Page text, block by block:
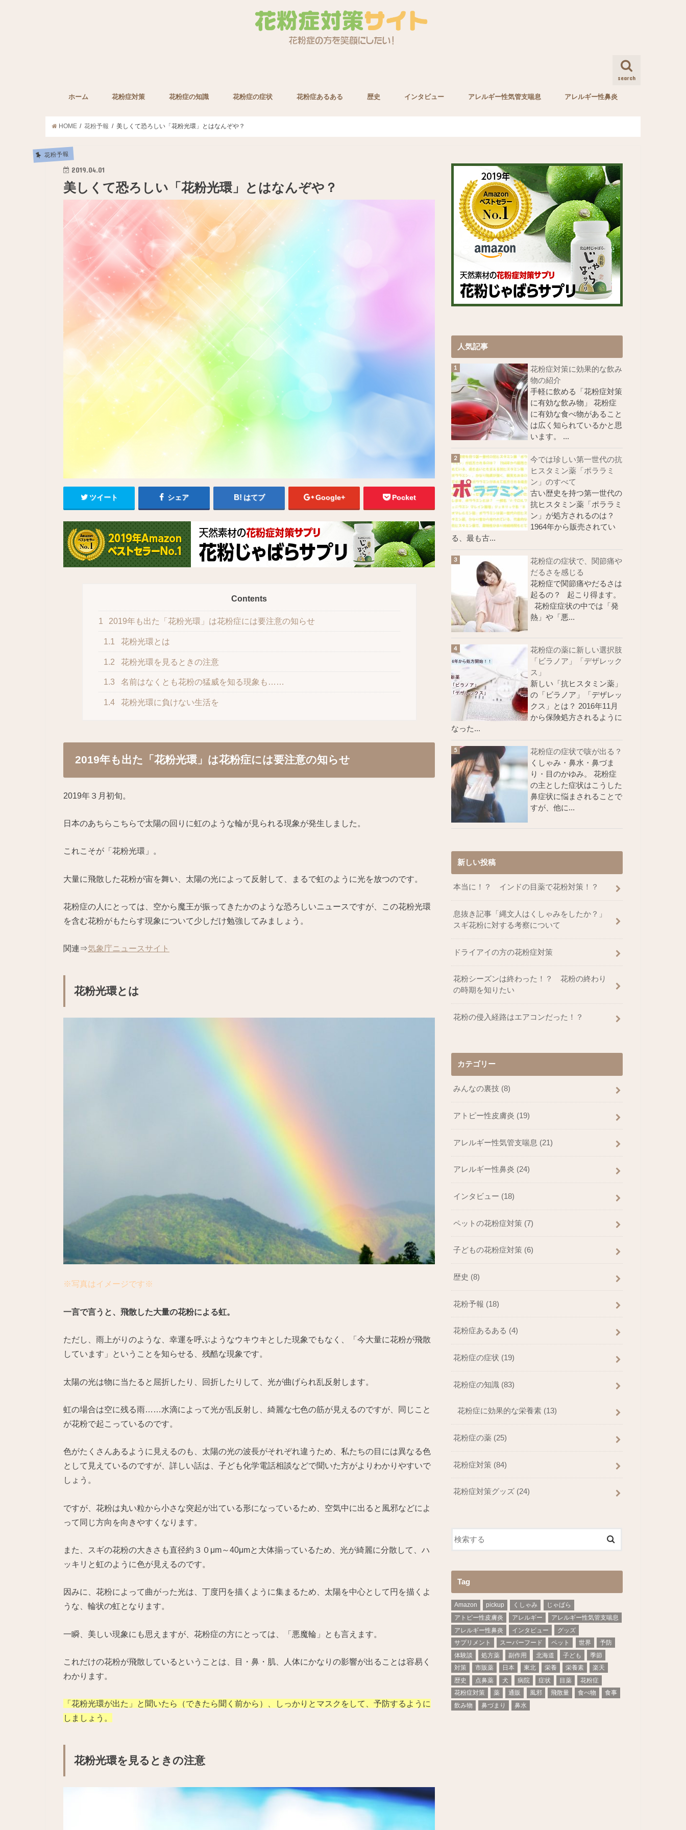
search
ホーム 花粉症対策 花粉症の知識 花粉症の症状 花粉症あるある 歴史 インタビュー アレルギー性気管支喘息 アレルギー性鼻炎
HOME 花粉予報 美しくて恐ろしい「花粉光環」とはなんぞや？
花粉予報
2019.04.01
美しくて恐ろしい「花粉光環」とはなんぞや？
ツイート シェア はてブ Google+ Pocket
Contents
1 2019年も出た「花粉光環」は花粉症には要注意の知らせ
1.1 花粉光環とは
1.2 花粉光環を見るときの注意
1.3 名前はなくとも花粉の猛威を知る現象も……
1.4 花粉光環に負けない生活を
2019年も出た「花粉光環」は花粉症には要注意の知らせ
2019年３月初旬。
日本のあちらこちらで太陽の回りに虹のような輪が見られる現象が発生しました。
これこそが「花粉光環」。
大量に飛散した花粉が宙を舞い、太陽の光によって反射して、まるで虹のように光を放つのです。
花粉症の人にとっては、空から魔王が振ってきたかのような恐ろしいニュースですが、この花粉光環
を含む花粉がもたらす現象について少しだけ勉強してみましょう。
関連⇒気象庁ニュースサイト
花粉光環とは
※写真はイメージです※
一言で言うと、飛散した大量の花粉による虹。
ただし、雨上がりのような、幸運を呼ぶようなウキウキとした現象でもなく、「今大量に花粉が飛散
しています」ということを知らせる、残酷な現象です。
太陽の光は物に当たると屈折したり、回折したりして、光が曲げられ乱反射します。
虹の場合は空に残る雨……水滴によって光が乱反射し、綺麗な七色の筋が見えるのですが、同じこと
が花粉で起こっているのです。
色がたくさんあるように見えるのも、太陽の光の波長がそれぞれ違うため、私たちの目には異なる色
として見えているのですが、詳しい話は、子ども化学電話相談などで聞いた方がよりわかりやすいで
しょう。
ですが、花粉は丸い粒から小さな突起が出ている形になっているため、空気中に出ると風邪などによ
って同じ方向を向きやすくなります。
また、スギの花粉の大きさも直径約３０μm～40μmと大体揃っているため、光が綺麗に分散して、ハ
ッキリと虹のように色が見えるのです。
因みに、花粉によって曲がった光は、丁度円を描くように集まるため、太陽を中心として円を描くよ
うな、輪状の虹となります。
一瞬、美しい現象にも思えますが、花粉症の方にとっては、「悪魔輪」とも言えます。
これだけの花粉が飛散しているということは、目・鼻・肌、人体にかなりの影響が出ることは容易く
わかります。
「花粉光環が出た」と聞いたら（できたら聞く前から）、しっかりとマスクをして、予防するように
しましょう。
花粉光環を見るときの注意
人気記事
花粉症対策に効果的な飲み
物の紹介
手軽に飲める「花粉症対策
に有効な飲み物」 花粉症
に有効な食べ物があること
は広く知られているかと思
います。 ...
今では珍しい第一世代の抗
ヒスタミン薬「ポララミ
ン」のすべて
古い歴史を持つ第一世代の
抗ヒスタミン薬「ポララミ
ン」が処方されるのは？
1964年から販売されてい
る、最も古...
花粉症の症状で、関節痛や
だるさを感じる
花粉症で関節痛やだるさは
起るの？ 起こり得ます。
花粉症症状の中では「発
熱」や「悪...
花粉症の薬に新しい選択肢
「ビラノア」「デザレック
ス」
新しい「抗ヒスタミン薬」
の「ビラノア」「デザレッ
クス」とは？ 2016年11月
から保険処方されるように
なった...
花粉症の症状で咳が出る？
くしゃみ・鼻水・鼻づま
り・目のかゆみ。 花粉症
の主とした症状はこうした
鼻症状に悩まされることで
すが、他に...
新しい投稿
本当に！？ インドの目薬で花粉対策！？
息抜き記事「縄文人はくしゃみをしたか？」
スギ花粉に対する考察について
ドライアイの方の花粉症対策
花粉シーズンは終わった！？ 花粉の終わり
の時期を知りたい
花粉の侵入経路はエアコンだった！？
カテゴリー
みんなの裏技 (8)
アトピー性皮膚炎 (19)
アレルギー性気管支喘息 (21)
アレルギー性鼻炎 (24)
インタビュー (18)
ペットの花粉症対策 (7)
子どもの花粉症対策 (6)
歴史 (8)
花粉予報 (18)
花粉症あるある (4)
花粉症の症状 (19)
花粉症の知識 (83)
花粉症に効果的な栄養素 (13)
花粉症の薬 (25)
花粉症対策 (84)
花粉症対策グッズ (24)
Tag
Amazon pickup くしゃみ
じゃばら
アトピー性皮膚炎
アレルギー
アレルギー性気管支喘息
アレルギー性鼻炎
インタビュー
グッズ
サプリメント
スーパーフード ペット 世界
予防
体験談
処方薬 副作用 北海道 子ども
季節
対策
市販薬 日本 東北 栄養 栄養素
楽天
歴史
点鼻薬 犬 病院 症状 目薬
花粉症
花粉症対策
薬 通販 風邪 飛散量 食べ物
食事
飲み物
鼻づまり 鼻水